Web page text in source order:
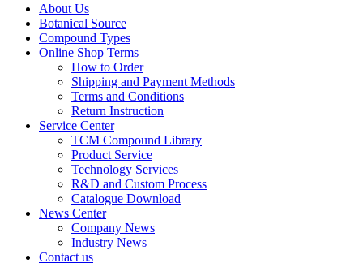
About Us
Botanical Source
Compound Types
Online Shop Terms
How to Order
Shipping and Payment Methods
Terms and Conditions
Return Instruction
Service Center
TCM Compound Library
Product Service
Technology Services
R&D and Custom Process
Catalogue Download
News Center
Company News
Industry News
Contact us